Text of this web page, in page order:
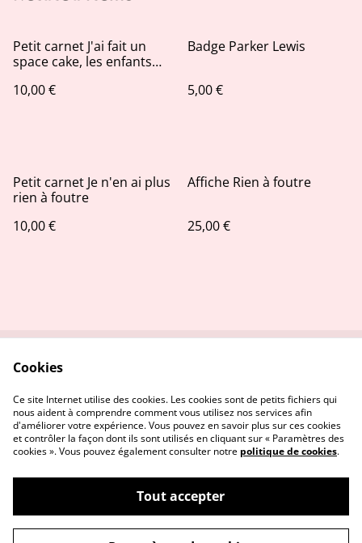
Petit carnet J'ai fait un
space cake, les enfants
10,00 €
Badge Parker Lewis
5,00 €
Petit carnet Je n'en ai plus
rien à foutre
10,00 €
Affiche Rien à foutre
25,00 €
Politique de
confidentialité
Politique de cookies
©2026Stitch and the city
Cookies
Ce site Internet utilise des cookies. Les cookies sont de petits fichiers qui
nous aident à comprendre comment vous utilisez nos services afin
d'améliorer votre expérience. Vous pouvez en savoir plus sur ces cookies
et contrôler la façon dont ils sont utilisés en cliquant sur « Paramètres des
cookies ». Vous pouvez également consulter notre politique de cookies.
Tout accepter